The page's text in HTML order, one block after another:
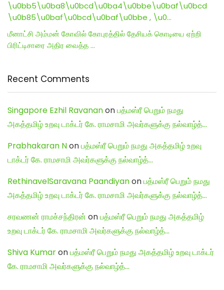
\u0bb5\u0ba8\u0bcd\u0ba4\u0bbe\u0baf\u0bcd
\u0b85\u0baf\u0bcd\u0baf\u0bbe , \u0…
மீனாட்சி அம்மன் கோவில் கோபுரத்தில் தேசியக் கொடியை ஏற்றி
பிரிட்டிசாரை அதிர வைத்த …
Recent Comments
Singapore Ezhil Ravananonபத்மஸ்ரீ பெறும் நமது
அகத்தமிழ் உறவு டாக்டர் கே. ராமசாமி அவர்களுக்கு நல்வாழ்த்…
Prabhakaran Nonபத்மஸ்ரீ பெறும் நமது அகத்தமிழ் உறவு
டாக்டர் கே. ராமசாமி அவர்களுக்கு நல்வாழ்த்…
RethinavelSaravana Paandiyanonபத்மஸ்ரீ பெறும் நமது
அகத்தமிழ் உறவு டாக்டர் கே. ராமசாமி அவர்களுக்கு நல்வாழ்த்…
சரவணன் ராமச்சந்திரன் onபத்மஸ்ரீ பெறும் நமது அகத்தமிழ்
உறவு டாக்டர் கே. ராமசாமி அவர்களுக்கு நல்வாழ்த்…
Shiva Kumaronபத்மஸ்ரீ பெறும் நமது அகத்தமிழ் உறவு டாக்டர்
கே. ராமசாமி அவர்களுக்கு நல்வாழ்த்…